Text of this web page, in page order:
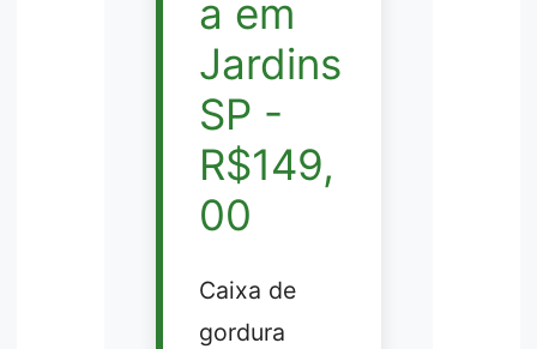
a em
Jardins
SP -
R$149,
00
Caixa de
gordura